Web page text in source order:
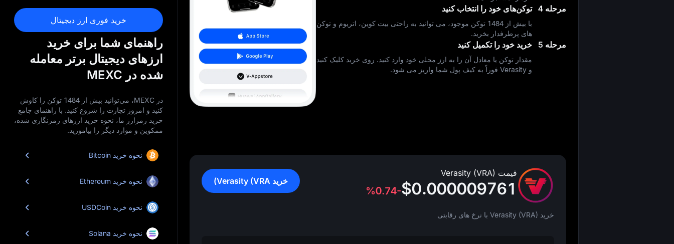
مرحله 4 توکن‌های خود را انتخاب کنید
با بیش از 1484 توکن موجود، می‌ توانید به راحتی بیت‌ کوین، اتریوم و توکن‌
های پرطرفدار بخرید.
مرحله 5 خرید خود را تکمیل کنید
مقدار توکن یا معادل آن را به ارز محلی خود وارد کنید. روی خرید کلیک کنید
و Verasity فوراً به کیف پول شما واریز می شود.
قیمت Verasity (VRA)
$0.000009761
%0.74-
خرید Verasity (VRA) با نرخ‌ های رقابتی
خرید Verasity (VRA)
خرید فوری ارز دیجیتال
راهنمای شما برای خرید
ارزهای دیجیتال برتر معامله
شده در MEXC
در MEXC، می‌توانید بیش از 1484 توکن را کاوش
کنید و امروز تجارت را شروع کنید. با راهنمای جامع
خرید رمزارز ما، نحوه خرید ارزهای رمزنگاری شده،
ممکوین و موارد دیگر را بیاموزید.
نحوه خرید Bitcoin
نحوه خرید Ethereum
نحوه خرید USDCoin
نحوه خرید Solana